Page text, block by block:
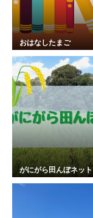
おはなしたまご
がにがら田んぼネット